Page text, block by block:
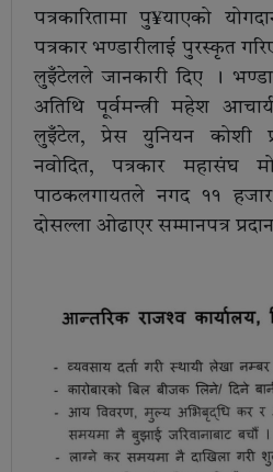
पत्रकारितामा पु¥याएको
पत्रकार भण्डारीलाई पुरस्कृत
लुइँटेलले जानकारी दिए ।
अतिथि पूर्वमन्त्री महेश
लुइँटेल, प्रेस युनियन कोशी
नवोदित, पत्रकार महासंघ
पाठकलगायतले नगद ११
दोसल्ला ओढाएर सम्मानपत्र